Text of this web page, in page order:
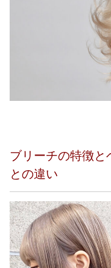
ブリーチの特徴と
との違い